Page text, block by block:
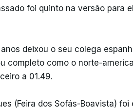
foi quinto na versão para
deixou o seu colega
completo como o norte-
a 01.49.
(Feira dos Sofás-Boavista)